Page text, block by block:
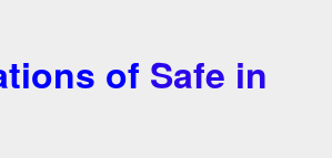
of Safe in